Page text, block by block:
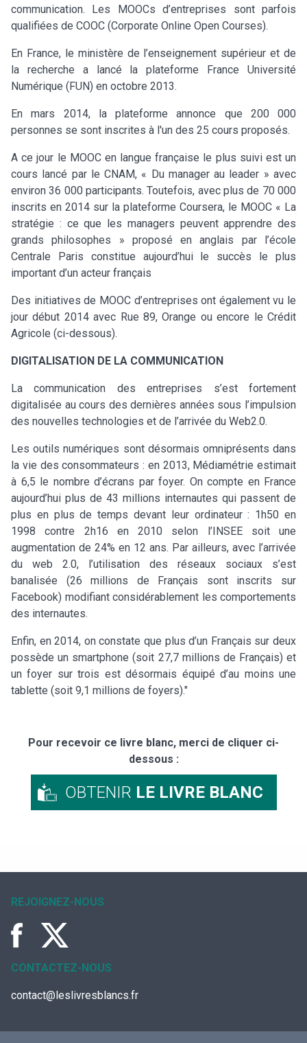
communication. Les MOOCs d’entreprises sont parfois
qualifiées de COOC (Corporate Online Open Courses).
En France, le ministère de l’enseignement supérieur et de
la recherche a lancé la plateforme France Université
Numérique (FUN) en octobre 2013.
En mars 2014, la plateforme annonce que 200 000
personnes se sont inscrites à l'un des 25 cours proposés.
A ce jour le MOOC en langue française le plus suivi est un
cours lancé par le CNAM, « Du manager au leader » avec
environ 36 000 participants. Toutefois, avec plus de 70 000
inscrits en 2014 sur la plateforme Coursera, le MOOC « La
stratégie : ce que les managers peuvent apprendre des
grands philosophes » proposé en anglais par l’école
Centrale Paris constitue aujourd’hui le succès le plus
important d’un acteur français
Des initiatives de MOOC d’entreprises ont également vu le
jour début 2014 avec Rue 89, Orange ou encore le Crédit
Agricole (ci-dessous).
DIGITALISATION DE LA COMMUNICATION
La communication des entreprises s’est fortement
digitalisée au cours des dernières années sous l’impulsion
des nouvelles technologies et de l’arrivée du Web2.0.
Les outils numériques sont désormais omniprésents dans
la vie des consommateurs : en 2013, Médiamétrie estimait
à 6,5 le nombre d’écrans par foyer. On compte en France
aujourd’hui plus de 43 millions internautes qui passent de
plus en plus de temps devant leur ordinateur : 1h50 en
1998 contre 2h16 en 2010 selon l’INSEE soit une
augmentation de 24% en 12 ans. Par ailleurs, avec l’arrivée
du web 2.0, l’utilisation des réseaux sociaux s’est
banalisée (26 millions de Français sont inscrits sur
Facebook) modifiant considérablement les comportements
des internautes.
Enfin, en 2014, on constate que plus d’un Français sur deux
possède un smartphone (soit 27,7 millions de Français) et
un foyer sur trois est désormais équipé d’au moins une
tablette (soit 9,1 millions de foyers)."
Pour recevoir ce livre blanc, merci de cliquer ci-
dessous :
OBTENIR LE LIVRE BLANC
REJOIGNEZ-NOUS
CONTACTEZ-NOUS
contact@leslivresblancs.fr